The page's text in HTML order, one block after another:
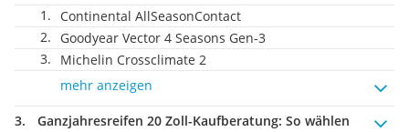
Continental AllSeasonContact
Goodyear Vector 4 Seasons Gen-3
Michelin Crossclimate 2
mehr anzeigen
Ganzjahresreifen 20 Zoll-Kaufberatung: So wählen